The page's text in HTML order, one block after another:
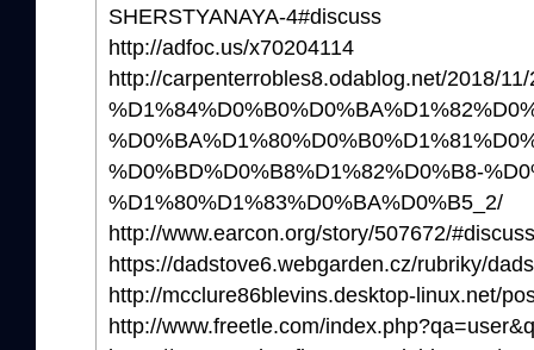
SHERSTYANAYA-4#discuss
http://adfoc.us/x70204114
http://carpenterrobles8.odablog.net/2018/
%D0%BD%D0%B8%D1%82%D0%B8-
%D1%80%D1%83%D0%BA%D0%B5_2/
http://www.earcon.org/story/507672/#discuss
https://dadstove6.webgarden.cz/rubriky/
http://mcclure86blevins.desktop-linux.net/
http://www.freetle.com/